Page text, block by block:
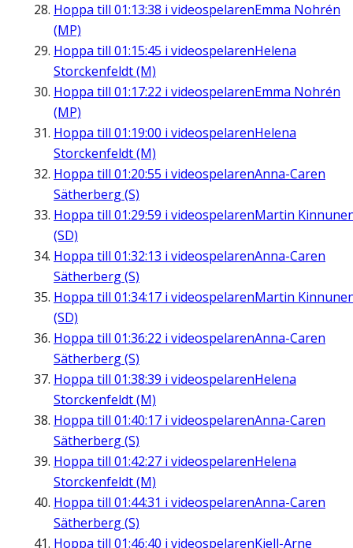
Hoppa till 01:13:38 i videospelarenEmma Nohrén
(MP)
Hoppa till 01:15:45 i videospelarenHelena
Storckenfeldt (M)
Hoppa till 01:17:22 i videospelarenEmma Nohrén
(MP)
Hoppa till 01:19:00 i videospelarenHelena
Storckenfeldt (M)
Hoppa till 01:20:55 i videospelarenAnna-Caren
Sätherberg (S)
Hoppa till 01:29:59 i videospelarenMartin
(SD)
Hoppa till 01:32:13 i videospelarenAnna-Caren
Sätherberg (S)
Hoppa till 01:34:17 i videospelarenMartin
(SD)
Hoppa till 01:36:22 i videospelarenAnna-Caren
Sätherberg (S)
Hoppa till 01:38:39 i videospelarenHelena
Storckenfeldt (M)
Hoppa till 01:40:17 i videospelarenAnna-Caren
Sätherberg (S)
Hoppa till 01:42:27 i videospelarenHelena
Storckenfeldt (M)
Hoppa till 01:44:31 i videospelarenAnna-Caren
Sätherberg (S)
Hoppa till 01:46:40 i videospelarenKjell-Arne